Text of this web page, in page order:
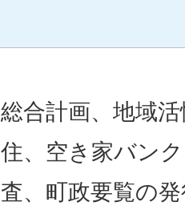
総合計画、地域
住、空き家バン
査、町政要覧の